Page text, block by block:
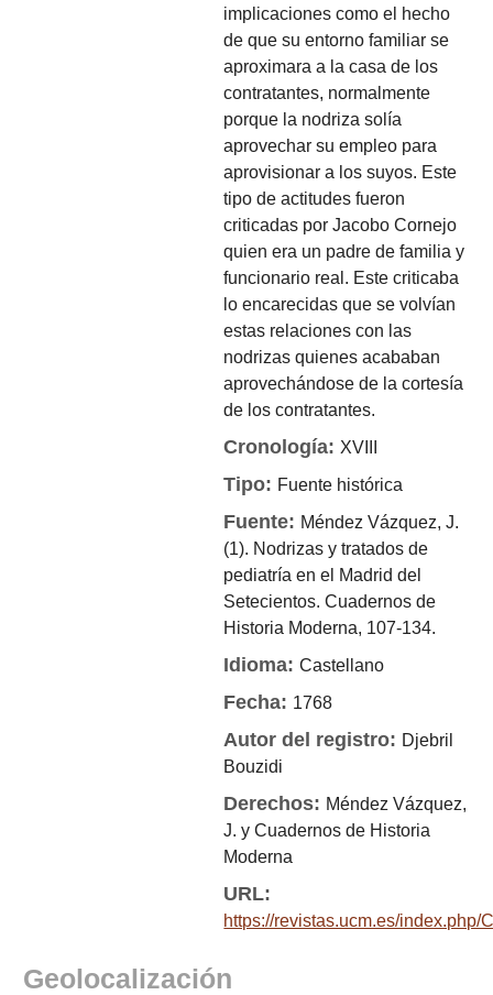
implicaciones como el hecho
de que su entorno familiar se
aproximara a la casa de los
contratantes, normalmente
porque la nodriza solía
aprovechar su empleo para
aprovisionar a los suyos. Este
tipo de actitudes fueron
criticadas por Jacobo Cornejo
quien era un padre de familia y
funcionario real. Este criticaba
lo encarecidas que se volvían
estas relaciones con las
nodrizas quienes acababan
aprovechándose de la cortesía
de los contratantes.
Cronología:XVIII
Tipo: Fuente histórica
Fuente: Méndez Vázquez, J.
(1). Nodrizas y tratados de
pediatría en el Madrid del
Setecientos. Cuadernos de
Historia Moderna, 107-134.
Idioma:Castellano
Fecha: 1768
Autor del registro: Djebril
Bouzidi
Derechos: Méndez Vázquez,
J. y Cuadernos de Historia
Moderna
URL:
https://revistas.ucm.es/index.php/
Geolocalización